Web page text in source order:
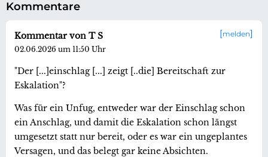
Kommentare
melden
Kommentar von T S
02.06.2026 um 11:50 Uhr
"Der [...]einschlag [...] zeigt [..die] Bereitschaft zur
Eskalation"?
Was für ein Unfug, entweder war der Einschlag schon
ein Anschlag, und damit die Eskalation schon längst
umgesetzt statt nur bereit, oder es war ein ungeplantes
Versagen, und das belegt gar keine Absichten.